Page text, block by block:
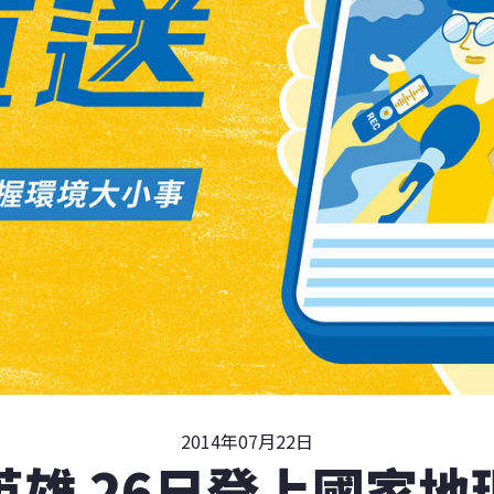
2014年07月22日